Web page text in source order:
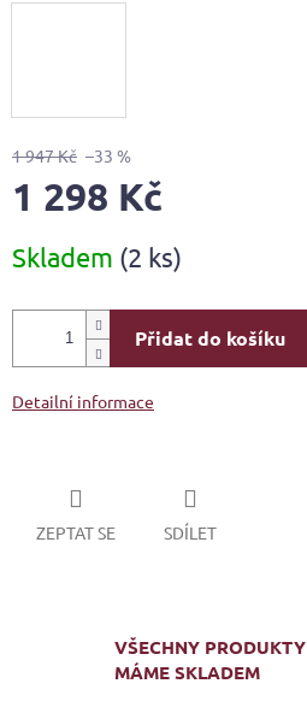
1 947 Kč –33 %
1 298 Kč
cena:
Skladem (2 ks)
Přidat do košíku
Detailní informace
ZEPTAT SE SDÍLET
VŠECHNY PRODUKTY
MÁME SKLADEM